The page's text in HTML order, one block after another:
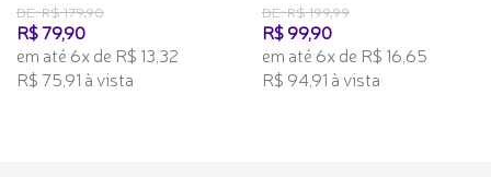
DE: R$ 179,90
R$ 79,90
em até 6x de R$ 13,32
R$ 75,91 à vista
DE: R$ 199,99
R$ 99,90
em até 6x de R$ 16,65
R$ 94,91 à vista